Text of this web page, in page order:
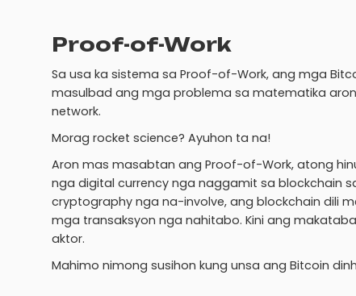
Proof-of-Work
Sa usa ka sistema sa Proof-of-Work, ang mga
masulbad ang mga problema sa matematika
network.
Morag rocket science? Ayuhon ta na!
Aron mas masabtan ang Proof-of-Work, atong
nga digital currency nga naggamit sa blockchain
cryptography nga na-involve, ang blockchain dili
mga transaksyon nga nahitabo. Kini ang
aktor.
Mahimo nimong susihon kung unsa ang Bitcoin